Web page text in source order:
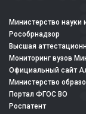
Министерство
Рособрнадзор
Высшая
Мониторинг вузов
Официальный сайт
Министерство
Портал ФГОС ВО
Роспатент